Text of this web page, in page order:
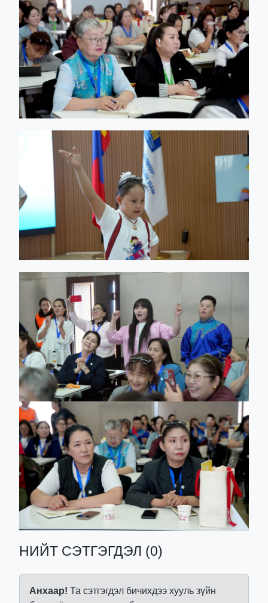
НИЙТ СЭТГЭГДЭЛ (0)
Анхаар! Та сэтгэгдэл бичихдээ хууль зүйн